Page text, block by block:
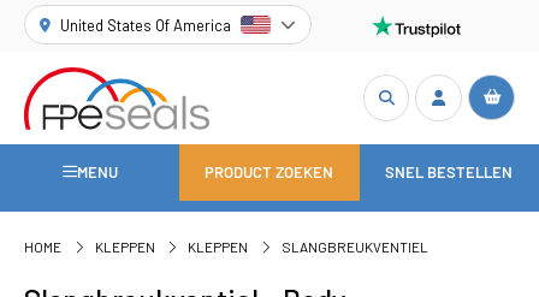
United States Of America
MENU PRODUCT ZOEKEN SNEL BESTELLEN
HOME KLEPPEN KLEPPEN SLANGBREUKVENTIEL